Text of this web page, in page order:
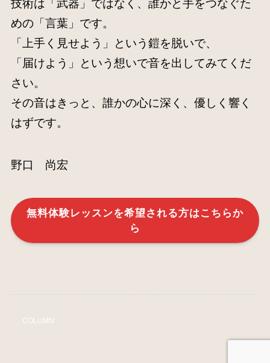
技術は「武器」ではなく、誰かと手をつなぐた
めの「言葉」です。
「上手く見せよう」という鎧を脱いで、
「届けよう」という想いで音を出してみてくだ
さい。
その音はきっと、誰かの心に深く、優しく響く
はずです。
野口 尚宏
無料体験レッスンを希望される方はこちらか
ら
COLUMN